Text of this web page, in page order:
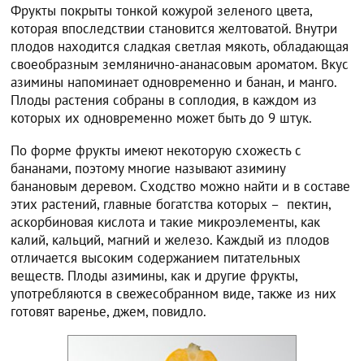
Фрукты покрыты тонкой кожурой зеленого цвета,
которая впоследствии становится желтоватой. Внутри
плодов находится сладкая светлая мякоть, обладающая
своеобразным землянично-ананасовым ароматом. Вкус
азимины напоминает одновременно и банан, и манго.
Плоды растения собраны в соплодия, в каждом из
которых их одновременно может быть до 9 штук.
По форме фрукты имеют некоторую схожесть с
бананами, поэтому многие называют азимину
банановым деревом. Сходство можно найти и в составе
этих растений, главные богатства которых – пектин,
аскорбиновая кислота и такие микроэлементы, как
калий, кальций, магний и железо. Каждый из плодов
отличается высоким содержанием питательных
веществ. Плоды азимины, как и другие фрукты,
употребляются в свежесобранном виде, также из них
готовят варенье, джем, повидло.